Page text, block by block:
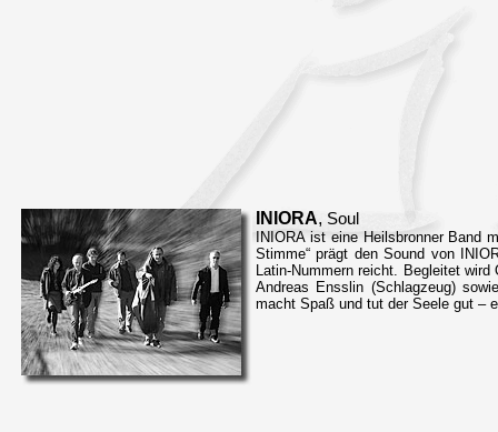
INIORA, Soul
INIORA ist eine Heilsbronner Band
Stimme“ prägt den Sound von
Latin-Nummern reicht. Begleitet
Andreas Ensslin (Schlagzeug)
macht Spaß und tut der Seele gut –